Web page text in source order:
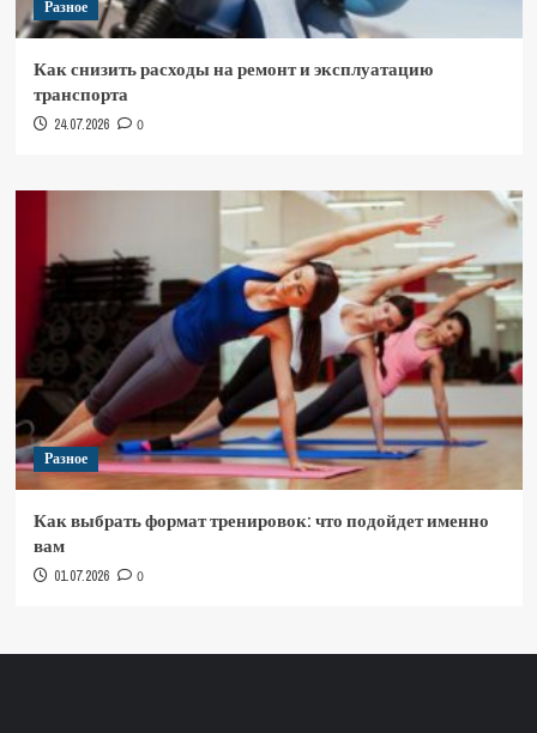
Разное
Как снизить расходы на ремонт и эксплуатацию
транспорта
24.07.2026 0
Разное
Как выбрать формат тренировок: что подойдет именно
вам
01.07.2026 0